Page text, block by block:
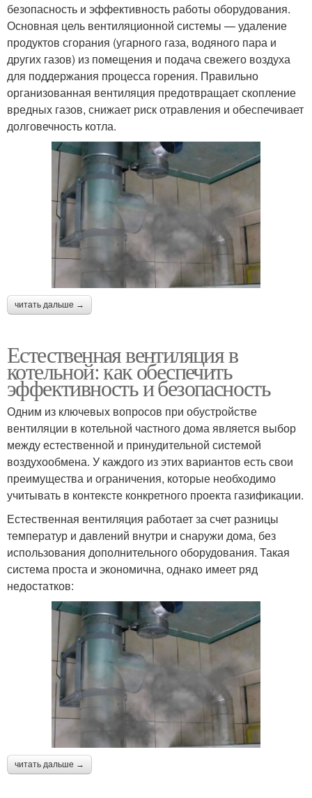
безопасность и эффективность работы оборудования.
Основная цель вентиляционной системы — удаление
продуктов сгорания (угарного газа, водяного пара и
других газов) из помещения и подача свежего воздуха
для поддержания процесса горения. Правильно
организованная вентиляция предотвращает скопление
вредных газов, снижает риск отравления и обеспечивает
долговечность котла.
читать дальше →
Естественная вентиляция в
котельной: как обеспечить
эффективность и безопасность
Одним из ключевых вопросов при обустройстве
вентиляции в котельной частного дома является выбор
между естественной и принудительной системой
воздухообмена. У каждого из этих вариантов есть свои
преимущества и ограничения, которые необходимо
учитывать в контексте конкретного проекта газификации.
Естественная вентиляция работает за счет разницы
температур и давлений внутри и снаружи дома, без
использования дополнительного оборудования. Такая
система проста и экономична, однако имеет ряд
недостатков:
читать дальше →